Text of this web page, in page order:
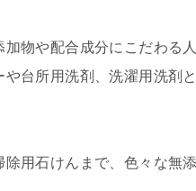
物や配合成分にこだわる
台所用洗剤、洗濯用洗剤
用石けんまで、色々な無